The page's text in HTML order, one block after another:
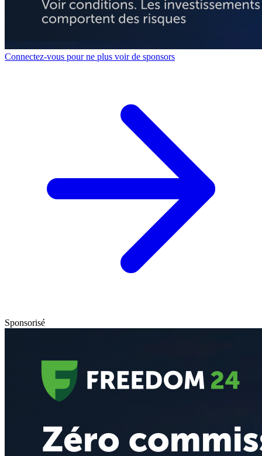
Connectez-vous pour ne plus voir de sponsors
Sponsorisé